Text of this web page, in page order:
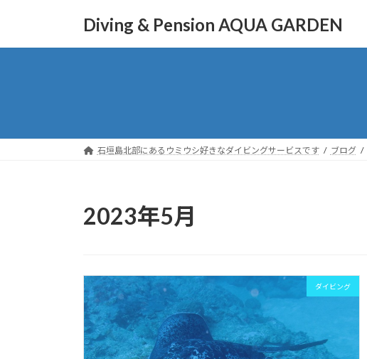
Diving & Pension AQUA GARDEN
石垣島北部にあるウミウシ好きなダイビングサービスです ブログ
2023年5月
ダイビング